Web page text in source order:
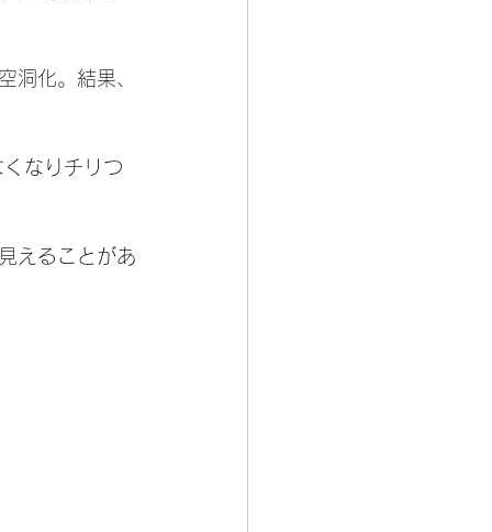
洞化。結果、
なりチリつ
えることがあ